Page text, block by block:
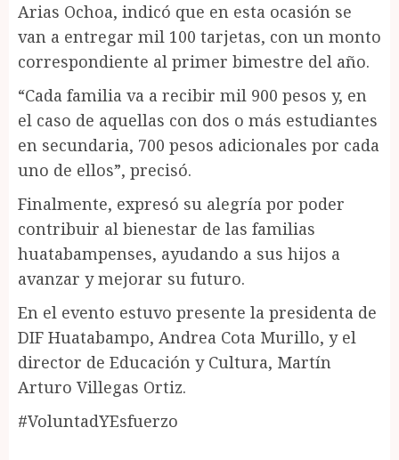
Arias Ochoa, indicó que en esta ocasión se
van a entregar mil 100 tarjetas, con un monto
correspondiente al primer bimestre del año.
“Cada familia va a recibir mil 900 pesos y, en
el caso de aquellas con dos o más estudiantes
en secundaria, 700 pesos adicionales por cada
uno de ellos”, precisó.
Finalmente, expresó su alegría por poder
contribuir al bienestar de las familias
huatabampenses, ayudando a sus hijos a
avanzar y mejorar su futuro.
En el evento estuvo presente la presidenta de
DIF Huatabampo, Andrea Cota Murillo, y el
director de Educación y Cultura, Martín
Arturo Villegas Ortiz.
#VoluntadYEsfuerzo